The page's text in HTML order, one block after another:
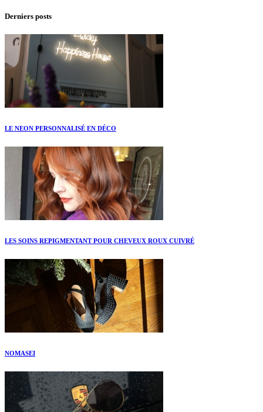
Derniers posts
LE NEON PERSONNALISÉ EN DÉCO
LES SOINS REPIGMENTANT POUR CHEVEUX ROUX CUIVRÉ
NOMASEI